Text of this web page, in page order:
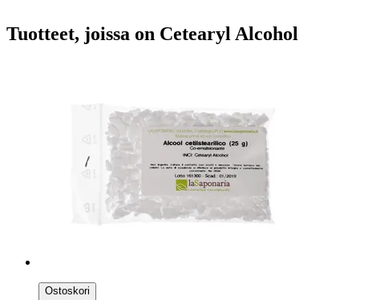
Tuotteet, joissa on Cetearyl Alcohol
Ostoskori